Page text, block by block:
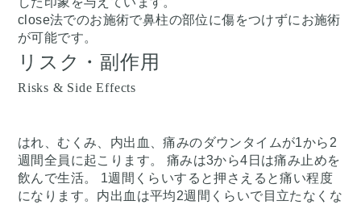
close法でのお施術で鼻柱の部位に傷をつけずにお施術
が可能です。
リスク・副作用
Risks & Side Effects
はれ、むくみ、内出血、痛みのダウンタイムが1から2
週間全員に起こります。 痛みは3から4日は痛み止めを
飲んで生活。 1週間くらいすると押さえると痛い程度
になります。内出血は平均2週間くらいで目立たなくな